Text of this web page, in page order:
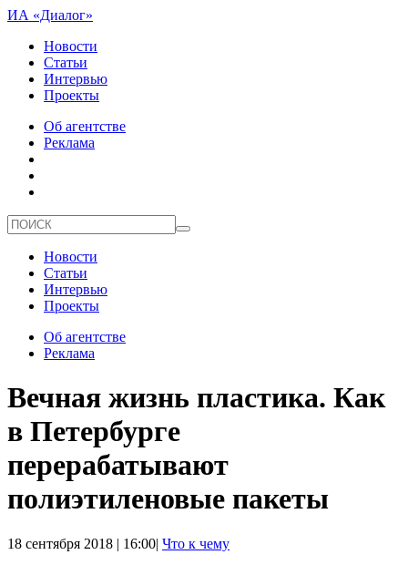
ИА «Диалог»
Новости
Статьи
Интервью
Проекты
Об агентстве
Реклама
Новости
Статьи
Интервью
Проекты
Об агентстве
Реклама
Вечная жизнь пластика. Как
в Петербурге
перерабатывают
полиэтиленовые пакеты
18 сентября 2018 | 16:00| Что к чему